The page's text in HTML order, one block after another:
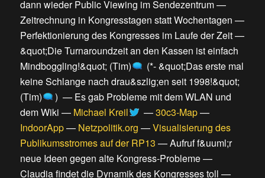
dann wieder Public Viewing im Sendezentrum—
Zeitrechnung in Kongresstagen statt Wochentagen —
Perfektionierung des Kongresses im Laufe der Zeit—
&quot;Die Turnaroundzeit an den Kassen ist einfach
Mindboggling!&quot; (Tim)
(*- &quot;Das erste mal
keine Schlange nach drau&szlig;en seit 1998!&quot;
(Tim)
) — Es gab Probleme mit dem WLAN und
dem Wiki — Michael Kreil —30c3-Map—
IndoorApp— Netzpolitik.org —Visualisierung des
Publikumsstromes auf der RP13 —Aufruf f&uuml;r
neue Ideen gegen alte Kongress-Probleme—
Claudia findet die Dynamik des Kongresses toll —